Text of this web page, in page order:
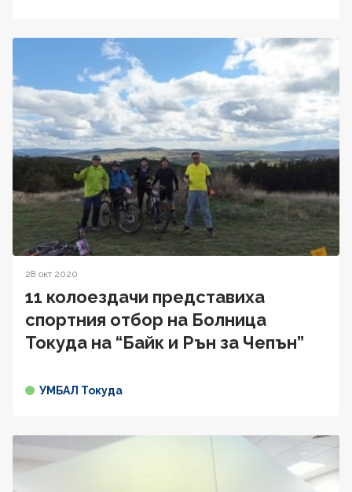
28 окт 2020
11 колоездачи представиха
спортния отбор на Болница
Токуда на “Байк и Рън за Чепън”
УМБАЛ Токуда